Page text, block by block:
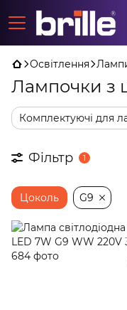
Освітлення
Лампочки з
Комплектуючі для
Фільтр 1
Цоколь G9